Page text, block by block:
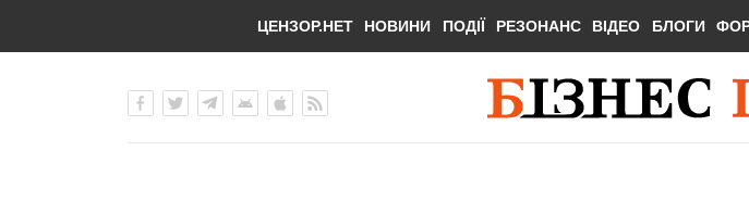
ЦЕНЗОР.НЕТ НОВИНИ ПОДІЇ РЕЗОНАНС ВІДЕО БЛОГИ